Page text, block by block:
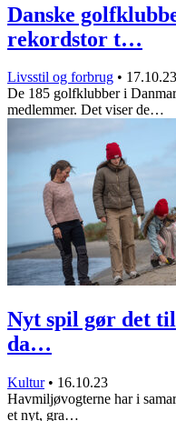
Danske
rekordstor t…
Livsstil og forbrug • 17.10.23
De 185 golfklubber i
medlemmer. Det viser de…
Nyt spil gør det til
da…
Kultur • 16.10.23
Havmiljøvogterne har i
et nyt, gra…